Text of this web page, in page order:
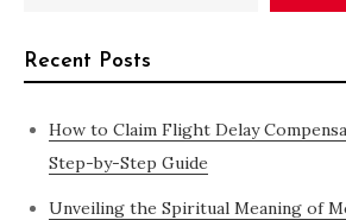
Recent Posts
How to Claim Flight Delay
Step-by-Step Guide
Unveiling the Spiritual Meaning of